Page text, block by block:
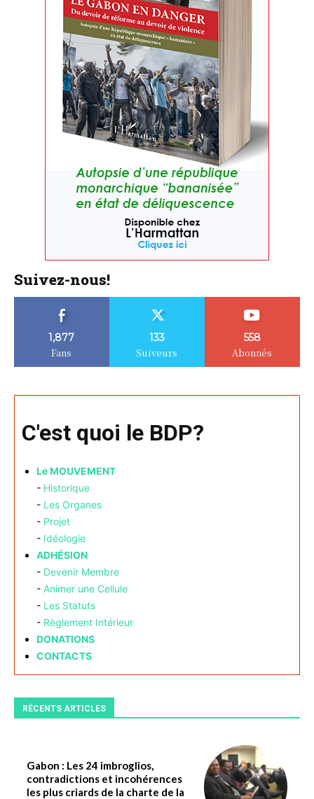
Suivez-nous!
1,877
Fans
133
Suiveurs
558
Abonnés
C'est quoi le BDP?
Le MOUVEMENT
- Historique
- Les Organes
- Projet
- Idéologie
ADHÉSION
- Devenir Membre
- Animer une Cellule
- Les Statuts
- Règlement Intérieur
DONATIONS
CONTACTS
RÉCENTS ARTICLES
Gabon : Les 24 imbroglios,
contradictions et incohérences
les plus criards de la charte de la